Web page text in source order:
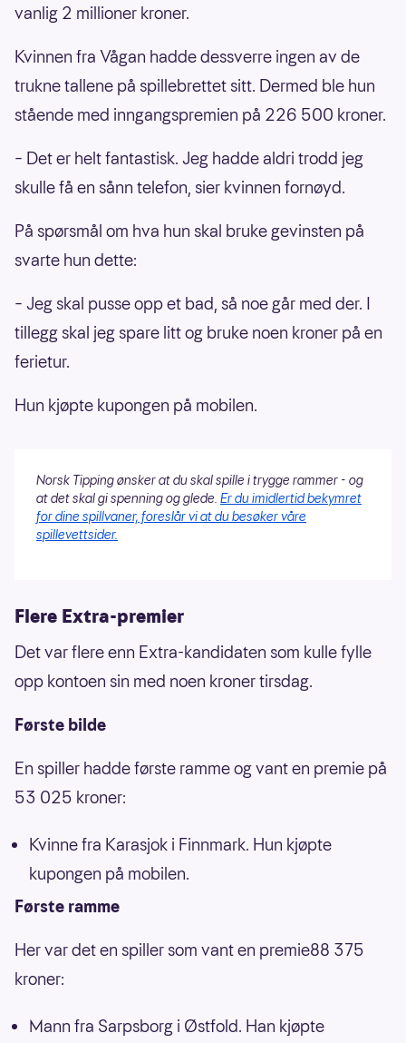
vanlig 2 millioner kroner.
Kvinnen fra Vågan hadde dessverre ingen av de
trukne tallene på spillebrettet sitt. Dermed ble hun
stående med inngangspremien på 226 500 kroner.
– Det er helt fantastisk. Jeg hadde aldri trodd jeg
skulle få en sånn telefon, sier kvinnen fornøyd.
På spørsmål om hva hun skal bruke gevinsten på
svarte hun dette:
– Jeg skal pusse opp et bad, så noe går med der. I
tillegg skal jeg spare litt og bruke noen kroner på en
ferietur.
Hun kjøpte kupongen på mobilen.
Norsk Tipping ønsker at du skal spille i trygge rammer - og
at det skal gi spenning og glede. Er du imidlertid bekymret
for dine spillvaner, foreslår vi at du besøker våre
spillevettsider.
Flere Extra-premier
Det var flere enn Extra-kandidaten som kulle fylle
opp kontoen sin med noen kroner tirsdag.
Første bilde
En spiller hadde første ramme og vant en premie på
53 025 kroner:
Kvinne fra Karasjok i Finnmark. Hun kjøpte
kupongen på mobilen.
Første ramme
Her var det en spiller som vant en premie88 375
kroner:
Mann fra Sarpsborg i Østfold. Han kjøpte